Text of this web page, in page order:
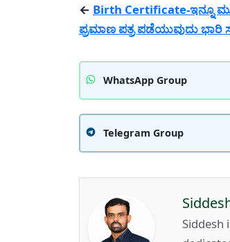
← Birth Certificate-ಇನ್ನೂ
ಪ್ರಮಾಣ ಪತ್ರ ಪಡೆಯುವುದು ಭಾರಿ
WhatsApp Group
Telegram Group